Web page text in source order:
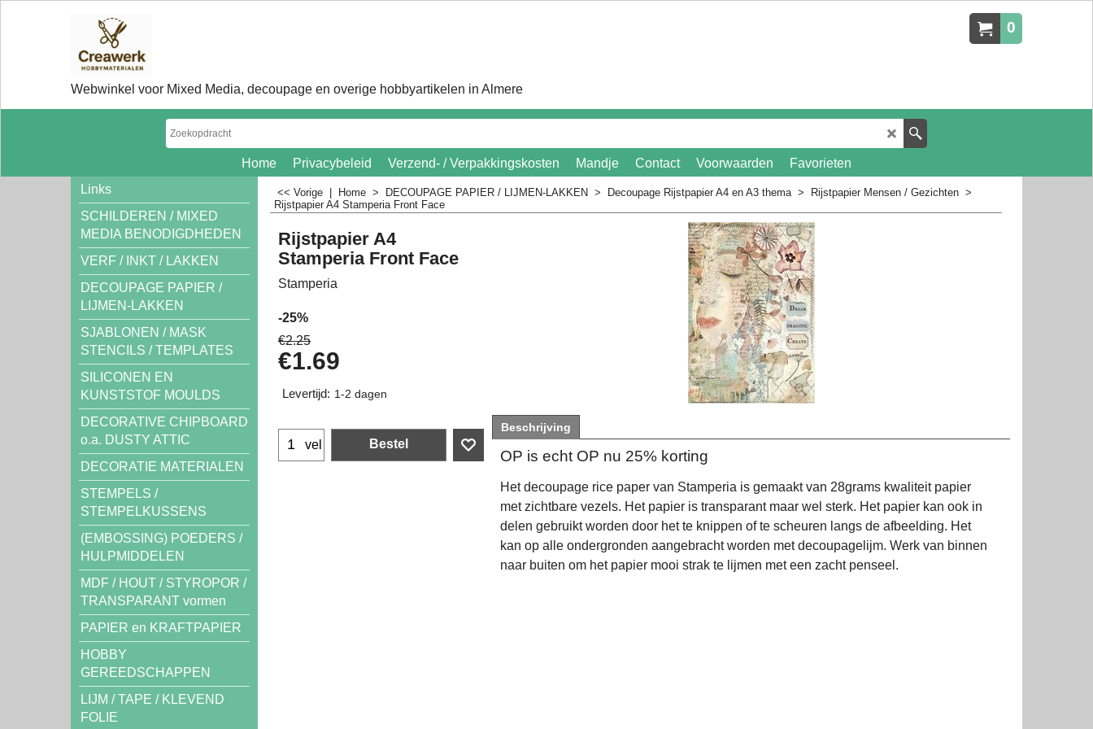
0
Webwinkel voor Mixed Media, decoupage en overige hobbyartikelen in Almere
Home Privacybeleid Verzend- / Verpakkingskosten Mandje Contact Voorwaarden
Favorieten
Links
SCHILDEREN / MIXED
MEDIA BENODIGDHEDEN
VERF / INKT / LAKKEN
DECOUPAGE PAPIER /
LIJMEN-LAKKEN
SJABLONEN / MASK
STENCILS / TEMPLATES
SILICONEN EN
KUNSTSTOF MOULDS
DECORATIVE CHIPBOARD
o.a. DUSTY ATTIC
DECORATIE MATERIALEN
STEMPELS /
STEMPELKUSSENS
(EMBOSSING) POEDERS /
HULPMIDDELEN
MDF / HOUT / STYROPOR /
TRANSPARANT vormen
PAPIER en KRAFTPAPIER
HOBBY
GEREEDSCHAPPEN
LIJM / TAPE / KLEVEND
FOLIE
<< Vorige Home > DECOUPAGE PAPIER / LIJMEN-LAKKEN > Decoupage Rijstpapier A4 en A3 thema> Rijstpapier Mensen / Gezichten >
Rijstpapier A4 Stamperia Front Face
Rijstpapier A4
Stamperia Front Face
Stamperia
-25%
€2.25
€1.69
Levertijd: 1-2 dagen
vel Bestel
Beschrijving
OP is echt OP nu 25% korting
Het decoupage rice paper van Stamperia is gemaakt van 28grams kwaliteit papier
met zichtbare vezels. Het papier is transparant maar wel sterk. Het papier kan ook in
delen gebruikt worden door het te knippen of te scheuren langs de afbeelding. Het
kan op alle ondergronden aangebracht worden met decoupagelijm. Werk van binnen
naar buiten om het papier mooi strak te lijmen met een zacht penseel.